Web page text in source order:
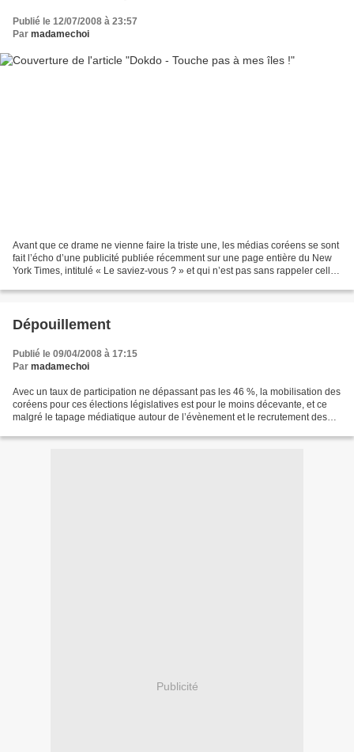
Publié le 12/07/2008 à 23:57
Par madamechoi
Avant que ce drame ne vienne faire la triste une, les médias coréens se sont
fait l’écho d’une publicité publiée récemment sur une page entière du New
York Times, intitulé « Le saviez-vous ? » et qui n’est pas sans rappeler celle-
Dépouillement
Publié le 09/04/2008 à 17:15
Par madamechoi
Avec un taux de participation ne dépassant pas les 46 %, la mobilisation des
coréens pour ces élections législatives est pour le moins décevante, et ce
malgré le tapage médiatique autour de l’évènement et le recrutement des
Publicité